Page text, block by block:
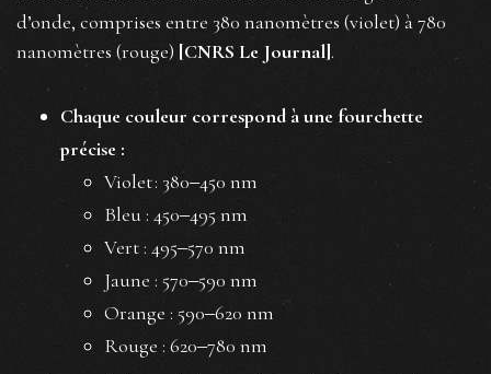
d’onde, comprises entre 380 nanomètres (violet) à 780
nanomètres (rouge) [CNRS Le Journal].
Chaque couleur correspond à une fourchette
précise :
Violet : 380‒450 nm
Bleu : 450‒495 nm
Vert : 495‒570 nm
Jaune : 570‒590 nm
Orange : 590‒620 nm
Rouge : 620‒780 nm